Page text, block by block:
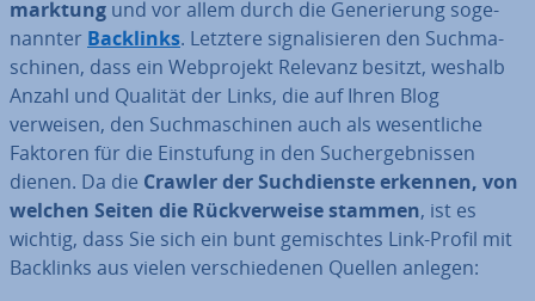
mark­tung und vor allem durch die Ge­ne­rie­rung so­ge­
nann­ter Backlinks. Letztere si­gna­li­sie­ren den Such­ma­
schi­nen, dass ein Web­pro­jekt Relevanz besitzt, weshalb
Anzahl und Qualität der Links, die auf Ihren Blog
verweisen, den Such­ma­schi­nen auch als we­sent­li­che
Faktoren für die Ein­stu­fung in den Such­ergeb­nis­sen
dienen. Da die Crawler der Such­diens­te erkennen, von
welchen Seiten die Rück­ver­wei­se stammen, ist es
wichtig, dass Sie sich ein bunt ge­misch­tes Link-Profil mit
Backlinks aus vielen ver­schie­de­nen Quellen anlegen: